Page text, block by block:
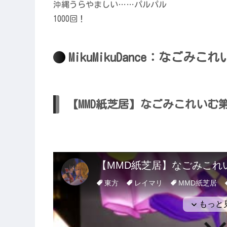
沖縄うらやましい……パルパル
1000回！
MikuMikuDance：なごみこれ
【MMD紙芝居】なごみこれい